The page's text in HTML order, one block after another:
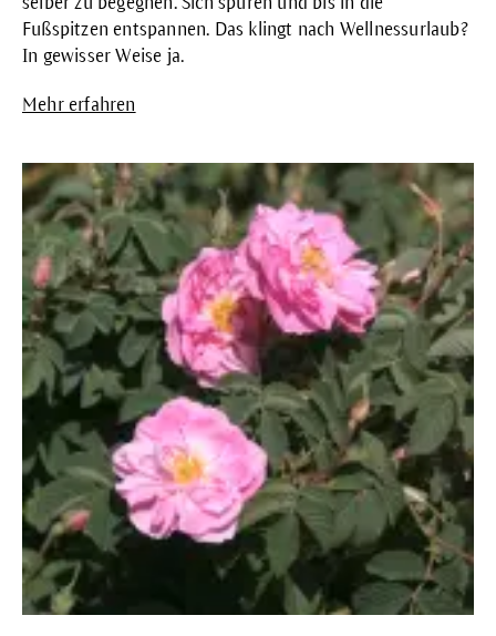
Fußspitzen entspannen. Das klingt nach Wellnessurlaub?
In gewisser Weise ja.
Mehr erfahren